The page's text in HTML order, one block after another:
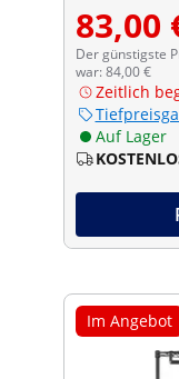
83,00
Der günstigste
war: 84,00 €
Zeitlich
Auf Lager
Im Angebot